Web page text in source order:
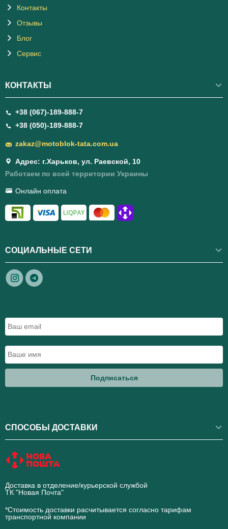
Контакты
Отзывы
Блог
Сервис
КОНТАКТЫ
+38 (067)-189-888-7
+38 (050)-189-888-7
zakaz@motoblok-tata.com.ua
Адрес: г.Харьков, ул. Раевской, 10
Работаем по всей территории Украины
Онлайн оплата
СОЦИАЛЬНЫЕ СЕТИ
Подписаться
СПОСОБЫ ДОСТАВКИ
Доставка в отделение/курьерской службой
ТК "Новая Почта"
*Стоимость доставки расчитывается согласно тарифам
транспортной компании